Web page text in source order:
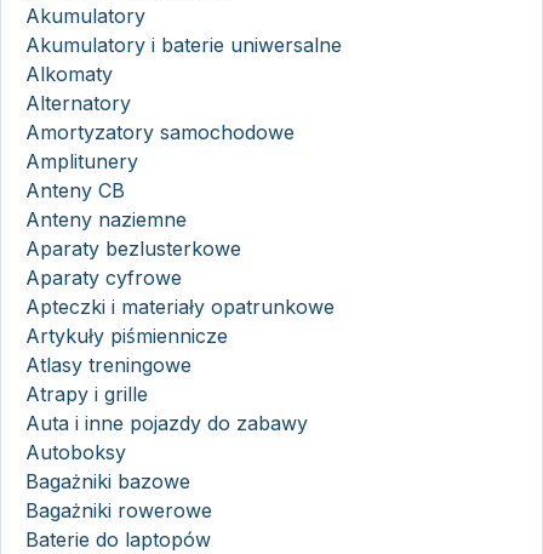
Akumulatory
Akumulatory i baterie uniwersalne
Alkomaty
Alternatory
Amortyzatory samochodowe
Amplitunery
Anteny CB
Anteny naziemne
Aparaty bezlusterkowe
Aparaty cyfrowe
Apteczki i materiały opatrunkowe
Artykuły piśmiennicze
Atlasy treningowe
Atrapy i grille
Auta i inne pojazdy do zabawy
Autoboksy
Bagażniki bazowe
Bagażniki rowerowe
Baterie do laptopów